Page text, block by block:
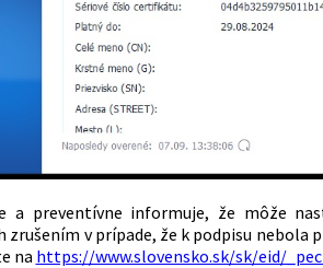
a preventívne informuje, že môže
v prípade, že k podpisu
na https://www.slovensko.sk/sk/eid/